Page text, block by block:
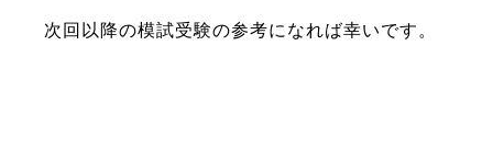
次回以降の模試受験の参考になれば幸いです。